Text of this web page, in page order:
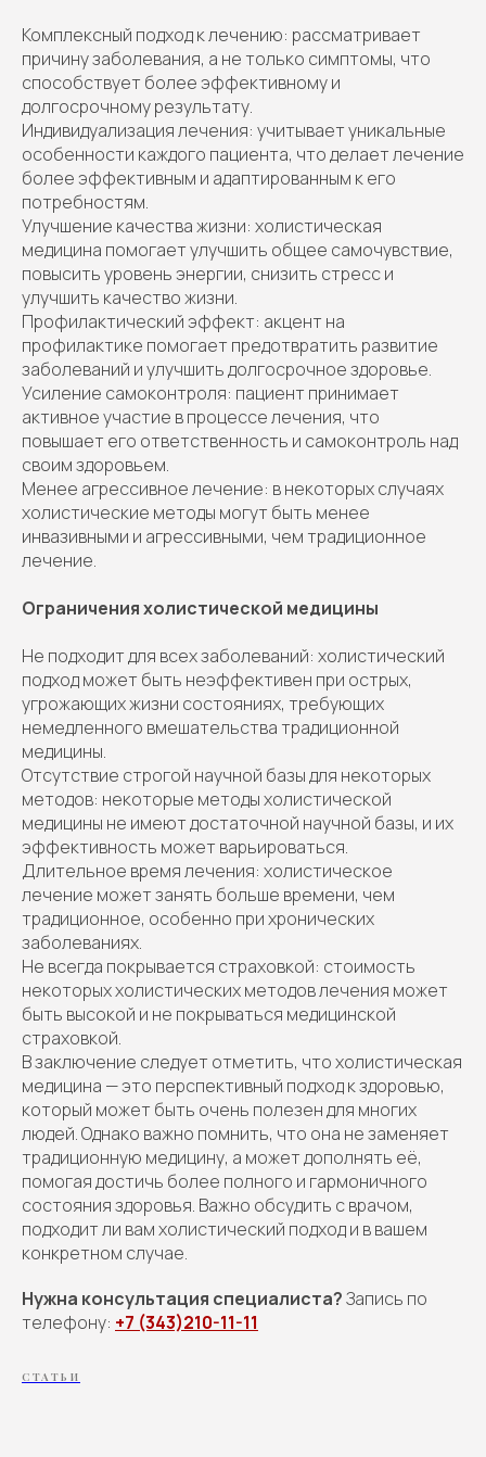
Комплексный подход к лечению: рассматривает
причину заболевания, а не только симптомы, что
способствует более эффективному и
долгосрочному результату.
Индивидуализация лечения: учитывает уникальные
особенности каждого пациента, что делает лечение
более эффективным и адаптированным к его
потребностям.
Улучшение качества жизни: холистическая
медицина помогает улучшить общее самочувствие,
повысить уровень энергии, снизить стресс и
улучшить качество жизни.
Профилактический эффект: акцент на
профилактике помогает предотвратить развитие
заболеваний и улучшить долгосрочное здоровье.
Усиление самоконтроля: пациент принимает
активное участие в процессе лечения, что
повышает его ответственность и самоконтроль над
своим здоровьем.
Менее агрессивное лечение: в некоторых случаях
холистические методы могут быть менее
инвазивными и агрессивными, чем традиционное
лечение.
Ограничения холистической медицины
Не подходит для всех заболеваний: холистический
подход может быть неэффективен при острых,
угрожающих жизни состояниях, требующих
немедленного вмешательства традиционной
медицины.
Отсутствие строгой научной базы для некоторых
методов: некоторые методы холистической
медицины не имеют достаточной научной базы, и их
эффективность может варьироваться.
Длительное время лечения: холистическое
лечение может занять больше времени, чем
традиционное, особенно при хронических
заболеваниях.
Не всегда покрывается страховкой: стоимость
некоторых холистических методов лечения может
быть высокой и не покрываться медицинской
страховкой.
В заключение следует отметить, что холистическая
медицина — это перспективный подход к здоровью,
который может быть очень полезен для многих
людей. Однако важно помнить, что она не заменяет
традиционную медицину, а может дополнять её,
помогая достичь более полного и гармоничного
состояния здоровья. Важно обсудить с врачом,
подходит ли вам холистический подход и в вашем
конкретном случае.
Нужна консультация специалиста?Запись по
телефону: +7 (343)210-11-11
СТАТЬИ